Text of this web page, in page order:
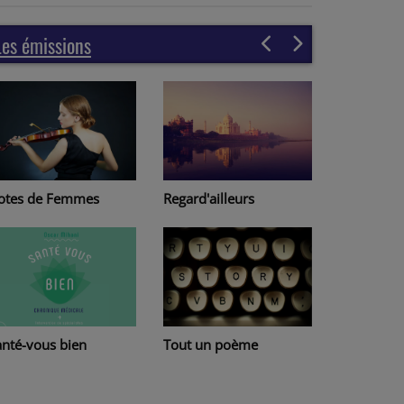
émissions
de Femmes
vous bien
Regard'ailleurs
Tout un poème